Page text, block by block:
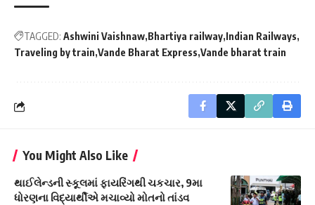
TAGGED: Ashwini Vaishnaw Bhartiya railway Indian Railways
Traveling by train Vande Bharat Express Vande bharat train
You Might Also Like
થાઈલેન્ડની સ્કૂલમાં ફાયરિંગથી ચકચાર, 9મા
ધોરણના વિદ્યાર્થીએ મચાવ્યો મોતનો તાંડવ